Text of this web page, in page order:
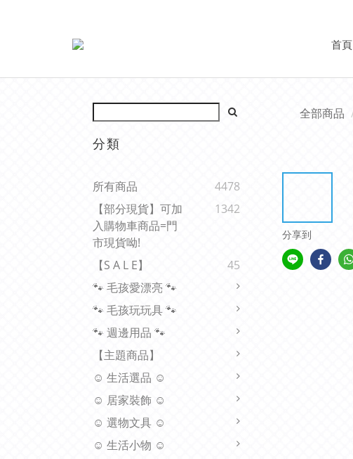
首頁
分類
所有商品
4478
【部分現貨】可加
入購物車商品=門
市現貨呦!
1342
【s A L E】
45
🐾 毛孩愛漂亮 🐾
🐾 毛孩玩玩具 🐾
🐾 週邊用品 🐾
【主題商品】
☺ 生活選品 ☺
☺ 居家裝飾 ☺
☺ 選物文具 ☺
☺ 生活小物 ☺
全部商品
分享到